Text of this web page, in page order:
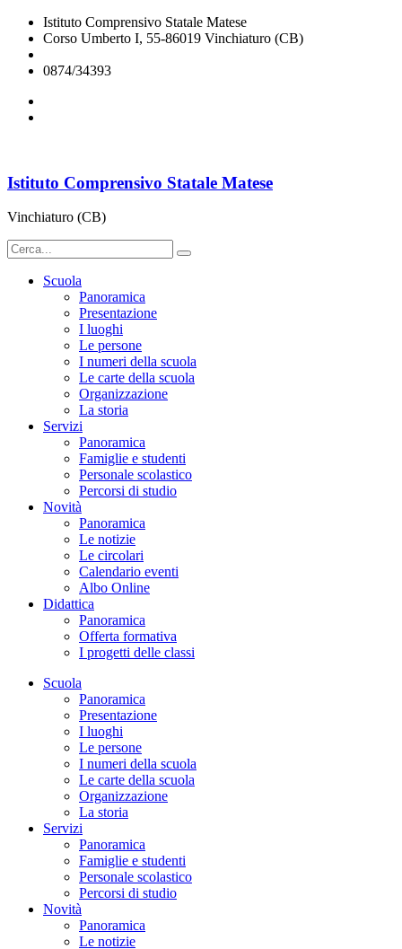
Istituto Comprensivo Statale Matese
Corso Umberto I, 55-86019 Vinchiaturo (CB)
0874/34393
Istituto Comprensivo Statale Matese
Vinchiaturo (CB)
Scuola
Panoramica
Presentazione
I luoghi
Le persone
I numeri della scuola
Le carte della scuola
Organizzazione
La storia
Servizi
Panoramica
Famiglie e studenti
Personale scolastico
Percorsi di studio
Novità
Panoramica
Le notizie
Le circolari
Calendario eventi
Albo Online
Didattica
Panoramica
Offerta formativa
I progetti delle classi
Scuola
Panoramica
Presentazione
I luoghi
Le persone
I numeri della scuola
Le carte della scuola
Organizzazione
La storia
Servizi
Panoramica
Famiglie e studenti
Personale scolastico
Percorsi di studio
Novità
Panoramica
Le notizie